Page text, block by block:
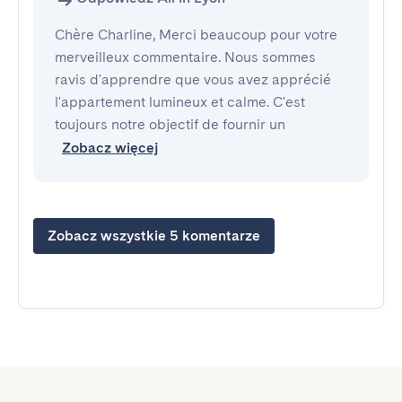
Chère Charline, Merci beaucoup pour votre
merveilleux commentaire. Nous sommes
ravis d'apprendre que vous avez apprécié
l'appartement lumineux et calme. C'est
toujours notre objectif de fournir un
Zobacz więcej
Zobacz wszystkie 5 komentarze